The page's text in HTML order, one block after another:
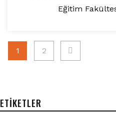
Eğitim
Yazı1 2
ETIKETLER